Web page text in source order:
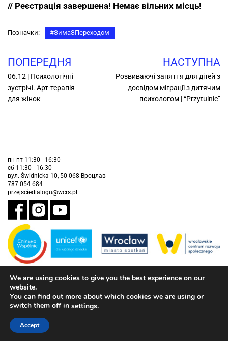
// Реєстрація завершена! Немає вільних місць!
Позначки: #ЗимаЗПерехoдом
ПОПЕРЕДНЯ
06.12 | Психологічні
зустрічі. Арт-терапія
для жінок
НАСТУПНА
Розвиваючі заняття для дітей з
досвідом міграції з дитячим
психологом | “Przytulnie”
пн-пт 11:30 - 16:30
сб 11:30 - 16:30
вул. Świdnicka 10, 50-068 Вроцлав
787 054 684
przejsciedialogu@wcrs.pl
Завдання виконується муніципалітетом Вроцлава у партнерстві з
Дитячим фондом ООН (ЮНІСЕФ).
інформація про доступність
We are using cookies to give you the best experience on our
website.
You can find out more about which cookies we are using or
switch them off in settings.
Accept